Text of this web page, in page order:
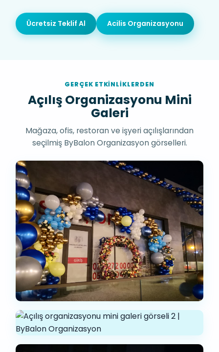
Ücretsiz Teklif Al Acilis Organizasyonu
GERÇEK ETKINLIKLERDEN
Açılış Organizasyonu Mini
Galeri
Mağaza, ofis, restoran ve işyeri açılışlarından
seçilmiş ByBalon Organizasyon görselleri.